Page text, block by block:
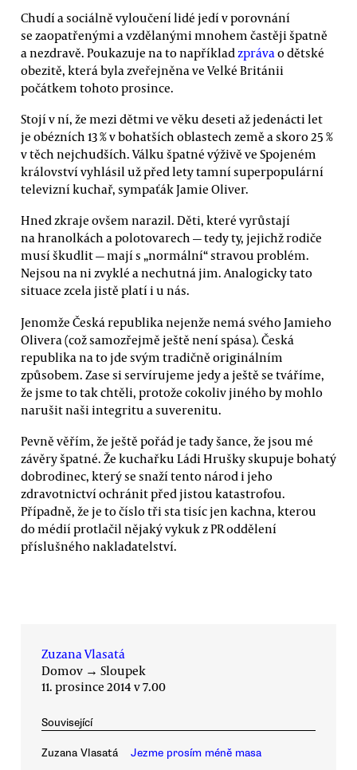
Chudí a sociálně vyloučení lidé jedí v porovnání
se zaopatřenými a vzdělanými mnohem častěji špatně
a nezdravě. Poukazuje na to například zpráva o dětské
obezitě, která byla zveřejněna ve Velké Británii
počátkem tohoto prosince.
Stojí v ní, že mezi dětmi ve věku deseti až jedenácti let
je obézních 13 % v bohatších oblastech země a skoro 25 %
v těch nejchudších. Válku špatné výživě ve Spojeném
království vyhlásil už před lety tamní superpopulární
televizní kuchař, sympaťák Jamie Oliver.
Hned zkraje ovšem narazil. Děti, které vyrůstají
na hranolkách a polotovarech — tedy ty, jejichž rodiče
musí škudlit — mají s „normální“ stravou problém.
Nejsou na ni zvyklé a nechutná jim. Analogicky tato
situace zcela jistě platí i u nás.
Jenomže Česká republika nejenže nemá svého Jamieho
Olivera (což samozřejmě ještě není spása). Česká
republika na to jde svým tradičně originálním
způsobem. Zase si servírujeme jedy a ještě se tváříme,
že jsme to tak chtěli, protože cokoliv jiného by mohlo
narušit naši integritu a suverenitu.
Pevně věřím, že ještě pořád je tady šance, že jsou mé
závěry špatné. Že kuchařku Ládi Hrušky skupuje bohatý
dobrodinec, který se snaží tento národ i jeho
zdravotnictví ochránit před jistou katastrofou.
Případně, že je to číslo tři sta tisíc jen kachna, kterou
do médií protlačil nějaký vykuk z PR oddělení
příslušného nakladatelství.
Zuzana Vlasatá
Domov → Sloupek
11. prosince 2014 v 7.00
Související
Zuzana Vlasatá Jezme prosím méně masa